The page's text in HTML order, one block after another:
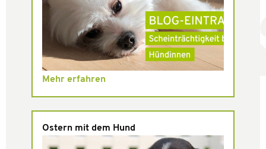
Mehr erfahren
Ostern mit dem Hund